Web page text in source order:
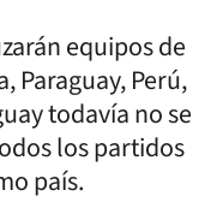
equipos de
Paraguay, Perú,
todavía no se
los partidos
país.